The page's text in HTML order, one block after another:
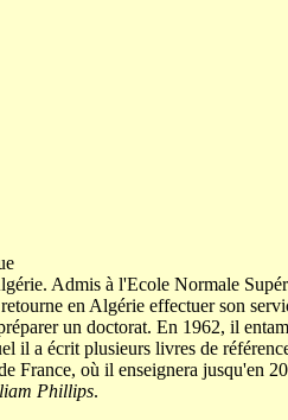
Admis à l'Ecole Normale
en Algérie effectuer son
un doctorat. En 1962, il
il a écrit plusieurs livres de
France, où il enseignera jusqu'en
Phillips.